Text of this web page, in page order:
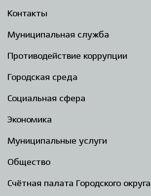
Контакты
Муниципальная служба
Противодействие коррупции
Городская среда
Социальная сфера
Экономика
Муниципальные услуги
Общество
Счётная палата Городского округа